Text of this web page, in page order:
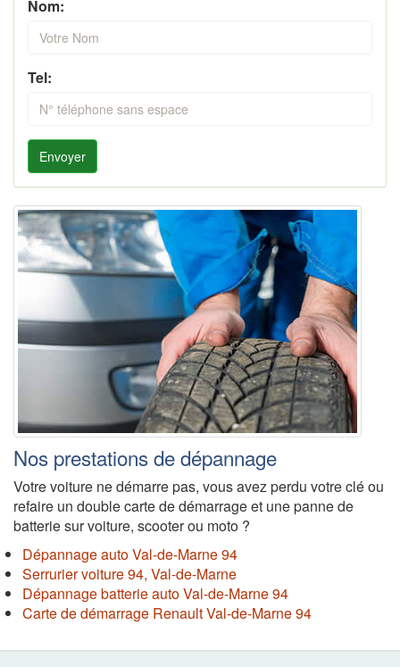
Nom:
Tel:
Envoyer
Nos prestations de dépannage
Votre voiture ne démarre pas, vous avez perdu votre clé ou
refaire un double carte de démarrage et une panne de
batterie sur voiture, scooter ou moto ?
Dépannage auto Val-de-Marne 94
Serrurier voiture 94, Val-de-Marne
Dépannage batterie auto Val-de-Marne 94
Carte de démarrage Renault Val-de-Marne 94